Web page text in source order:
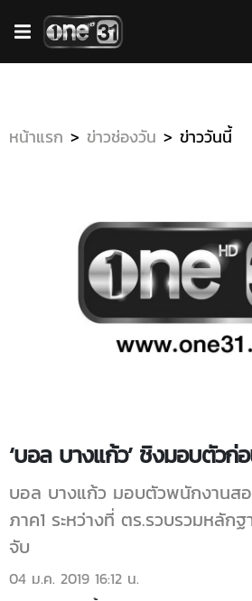
หน้าแรก ข่าวช่องวัน ข่าววันนี้
‘บอล บางแก้ว’ ชิงมอบตัว
บอล บางแก้ว มอบตัวพนักงานส
ภาค1 ระหว่างที่ ตร.รวบรวมหลัก
จับ
04 ม.ค. 2019 16:12 น.